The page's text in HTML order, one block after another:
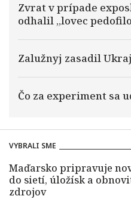
Zvrat v prípade
odhalil „lovec
Zalužnyj zasadil
Čo za experiment sa
VYBRALI SME
Maďarsko pripravuje
do sietí, úložísk a
zdrojov